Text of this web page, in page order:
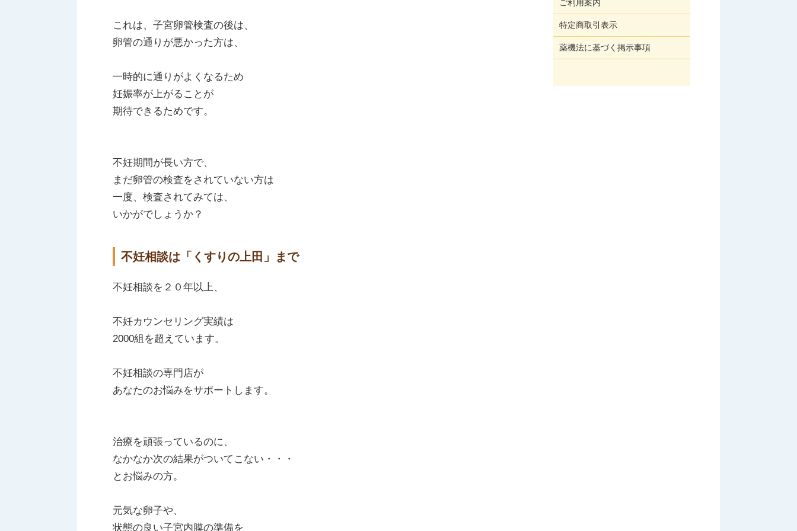
これは、子宮卵管検査の後は、
卵管の通りが悪かった方は、
一時的に通りがよくなるため
妊娠率が上がることが
期待できるためです。
不妊期間が長い方で、
まだ卵管の検査をされていない方は
一度、検査されてみては、
いかがでしょうか？
不妊相談は「くすりの上田」まで
不妊相談を２０年以上、
不妊カウンセリング実績は
2000組を超えています。
不妊相談の専門店が
あなたのお悩みをサポートします。
治療を頑張っているのに、
なかなか次の結果がついてこない・・・
とお悩みの方。
元気な卵子や、
状態の良い子宮内膜の準備を
ご利用案内
特定商取引表示
薬機法に基づく掲示事項